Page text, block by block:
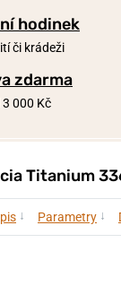
hodinek
či krádeži
zdarma
3 000 Kč
Titanium
↓ Parametry ↓